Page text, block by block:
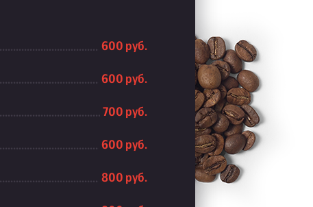
600 руб.
600 руб.
700 руб.
600 руб.
800 руб.